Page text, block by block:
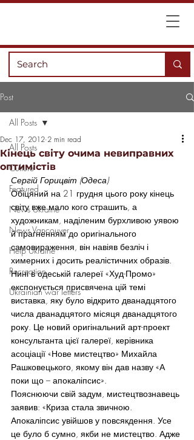
Post
All Posts
Culture
Featured
News Ukraine
News Vancouver
Help Ukraine
Recreation
Ukrainian war letters
All Posts
Кінець світу очима невиправних
оптимістів
Dec 17, 2012 2 min read
Сергій Горицвіт (Одеса)
Обіцяний на 21 грудня цього року кінець
світу вже мало кого страшить, а
художникам, наділеним бурхливою уявою
й прагненням до оригінального
самовираження, він навіяв безліч і
химерних і досить реалістичних образів.
Нині в одеській галереї «Худ-Промо»
експонується присвячена цій темі
виставка, яку було відкрито дванадцятого
числа дванадцятого місяця дванадцятого
року. Це новий оригінальний арт-проект
консультанта цієї галереї, керівника
асоціації «Нове мистецтво» Михайла
Рашковецького, якому він дав назву «А
поки що – апокаліпсис».
Пояснюючи свій задум, мистецтвознавець
заявив: «Криза стала звичною.
Апокаліпсис увійшов у повсякдення. Усе
це було б сумно, якби не мистецтво. Адже